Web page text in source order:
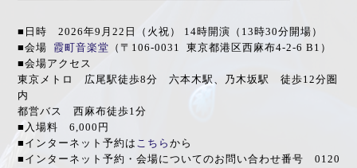
■日時 2026年9月22日（火祝） 14時開演（13時30分開場）
■会場 霞町音楽堂 （〒106-0031 東京都港区西麻布4-2-6 B1）
■会場アクセス
東京メトロ 広尾駅徒歩8分 六本木駅、乃木坂駅 徒歩12分圏
内
都営バス 西麻布徒歩1分
■入場料 6,000円
■インターネット予約は こちら から
■インターネット予約・会場についてのお問い合わせ番号 0120